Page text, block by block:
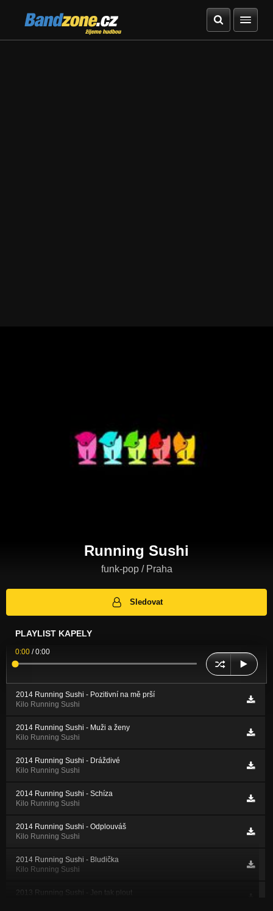
Bandzone.cz
žijeme hudbou
Running Sushi
funk-pop / Praha
Sledovat
PLAYLIST KAPELY
0:00 /0:00
2014 Running Sushi - Pozitivní na mě prší
Kilo Running Sushi
2014 Running Sushi - Muži a ženy
Kilo Running Sushi
2014 Running Sushi - Dráždivé
Kilo Running Sushi
2014 Running Sushi - Schíza
Kilo Running Sushi
2014 Running Sushi - Odplouváš
Kilo Running Sushi
2014 Running Sushi - Bludička
Kilo Running Sushi
2013 Running Sushi - Jen tak plout